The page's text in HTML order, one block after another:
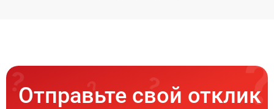
Отправьте свой отклик